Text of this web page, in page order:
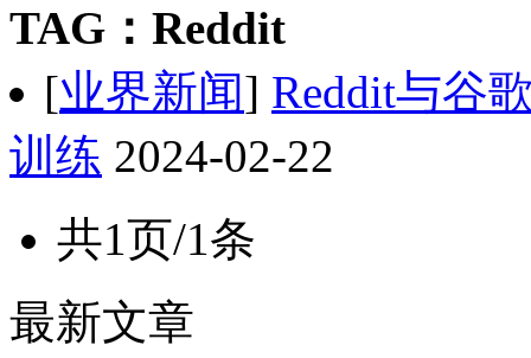
TAG：Reddit
[业界新闻] Reddit与谷
训练 2024-02-22
共1页/1条
最新文章